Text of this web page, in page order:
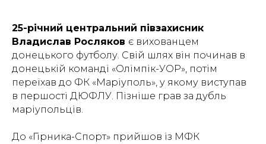
25-річний центральний півзахисник
Владислав Росляков є вихованцем
донецького футболу. Свій шлях він починав в
донецькій команді «Олімпік-УОР», потім
переїхав до ФК «Маріуполь», у якому виступав
в першості ДЮФЛУ. Пізніше грав за дубль
маріупольців.
До «Гірника-Спорт» прийшов із МФК